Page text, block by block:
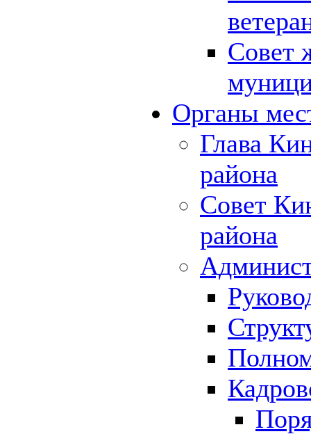
Совет
Органы
Глава
района
Совет
района